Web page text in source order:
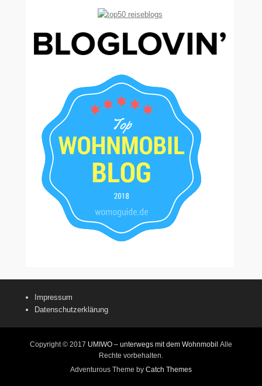
Impressum
Datenschutzerklärung
Copyright © 2017 UMIWO – unterwegs mit dem Wohnmobil Alle
Rechte vorbehalten.
Adventurous Theme by Catch Themes